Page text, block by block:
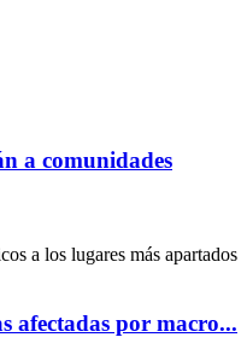
a comunidades
a los lugares más apartados
afectadas por macro...